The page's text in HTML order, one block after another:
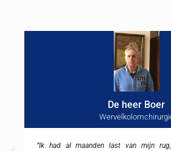
De heer Boer
“Ik had al maanden last van mijn